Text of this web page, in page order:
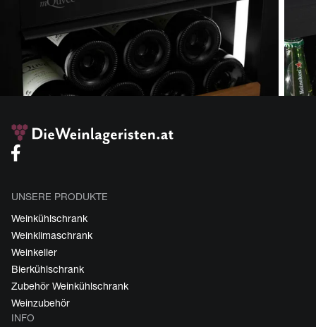
UNSERE PRODUKTE
Weinkühlschrank
Weinklimaschrank
Weinkeller
Bierkühlschrank
Zubehör Weinkühlschrank
Weinzubehör
INFO